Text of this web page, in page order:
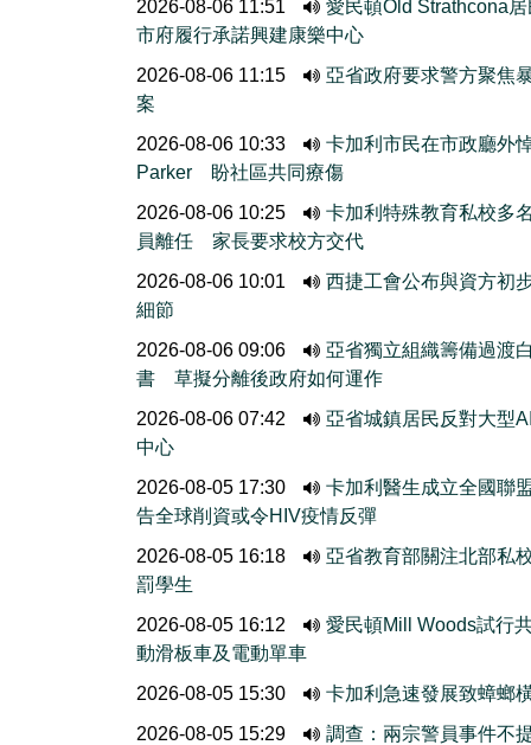
2026-08-06 11:51
愛民頓Old Strathcona
市府履行承諾興建康樂中心
2026-08-06 11:15
亞省政府要求警方聚焦
案
2026-08-06 10:33
卡加利市民在市政廳外
Parker 盼社區共同療傷
2026-08-06 10:25
卡加利特殊教育私校多
員離任 家長要求校方交代
2026-08-06 10:01
西捷工會公布與資方初
細節
2026-08-06 09:06
亞省獨立組織籌備過渡
書 草擬分離後政府如何運作
2026-08-06 07:42
亞省城鎮居民反對大型
中心
2026-08-05 17:30
卡加利醫生成立全國聯
告全球削資或令HIV疫情反彈
2026-08-05 16:18
亞省教育部關注北部私
罰學生
2026-08-05 16:12
愛民頓Mill Woods試行
動滑板車及電動單車
2026-08-05 15:30
卡加利急速發展致蟑螂
2026-08-05 15:29
調查：兩宗警員事件不